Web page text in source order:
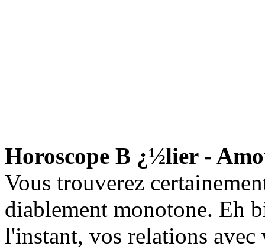
Horoscope B ¿½lier -
Vous trouverez
diablement monotone. Eh
l'instant, vos relations